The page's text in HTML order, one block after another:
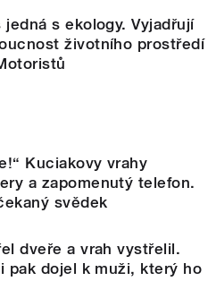
jedná s ekology. Vyjadřují
životního prostředí
Kuciakovy vrahy
a zapomenutý telefon.
svědek
dveře a vrah vystřelil.
pak dojel k muži, který ho